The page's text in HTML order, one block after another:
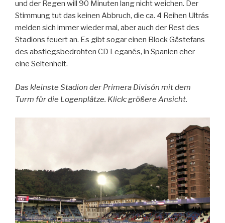
und der Regen will 90 Minuten lang nicht weichen. Der
Stimmung tut das keinen Abbruch, die ca. 4 Reihen Ultrás
melden sich immer wieder mal, aber auch der Rest des
Stadions feuert an. Es gibt sogar einen Block Gästefans
des abstiegsbedrohten CD Leganés, in Spanien eher
eine Seltenheit.
Das kleinste Stadion der Primera Divisón mit dem
Turm für die Logenplätze. Klick: größere Ansicht.